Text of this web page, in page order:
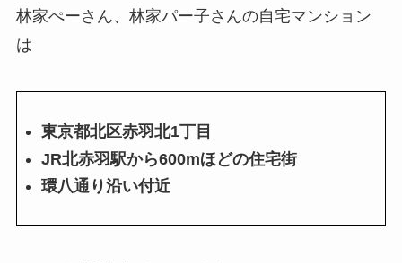
林家ぺーさん、林家パー子さんの自宅マンション
は
東京都北区赤羽北1丁目
JR北赤羽駅から600mほどの住宅街
環八通り沿い付近